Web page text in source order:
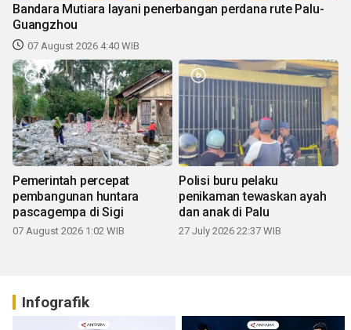
Bandara Mutiara layani penerbangan perdana rute Palu-
Guangzhou
07 August 2026 4:40 WIB
Pemerintah percepat
pembangunan huntara
pascagempa di Sigi
07 August 2026 1:02 WIB
Polisi buru pelaku
penikaman tewaskan ayah
dan anak di Palu
27 July 2026 22:37 WIB
Infografik